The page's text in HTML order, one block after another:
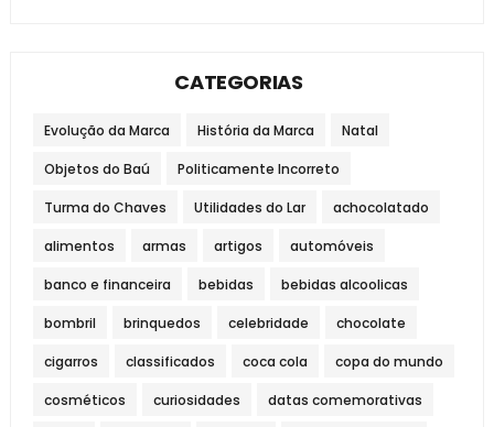
CATEGORIAS
Evolução da Marca História da Marca Natal
Objetos do Baú Politicamente Incorreto
Turma do Chaves Utilidades do Lar achocolatado
alimentos armas artigos automóveis
banco e financeira bebidas bebidas alcoolicas
bombril brinquedos celebridade chocolate
cigarros classificados coca cola copa do mundo
cosméticos curiosidades datas comemorativas